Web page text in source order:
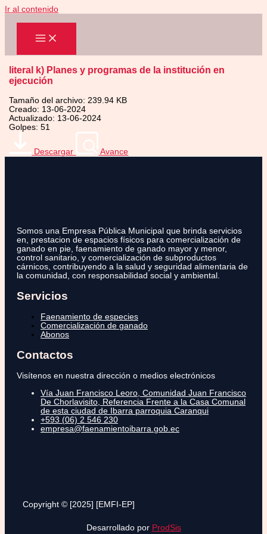
Ir al contenido
literal k) Planes y programas de la institución en
ejecución
Tamaño del archivo: 239.94 KB
Creado: 13-06-2024
Actualizado: 13-06-2024
Golpes: 51
Descargar Avance
Somos una Empresa Pública Municipal que brinda servicios
en, prestacion de espacios físicos para comercialización de
ganado en pie, faenamiento de ganado mayor y menor,
control sanitario, y comercialización de subproductos
cárnicos, contribuyendo a la salud y seguridad alimentaria de
la comunidad, con responsabilidad social y ambiental.
Servicios
Faenamiento de especies
Comercialización de ganado
Abonos
Contactos
Visítenos en nuestra dirección o medios electrónicos
Vía Juan Francisco Leoro, Comunidad Juan Francisco
De Chorlavisito, Referencia Frente a la Casa Comunal
de esta ciudad de Ibarra parroquia Caranqui
+593 (06) 2 546 230
empresa@faenamientoibarra.gob.ec
Copyright © [2025] [EMFI-EP]
Desarrollado por ProdSis